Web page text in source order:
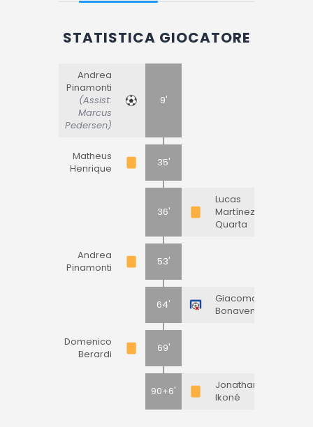
STATISTICA GIOCATORE
Andrea
Pinamonti
(Assist:
Marcus
Pedersen)
9'
Matheus
Henrique
35'
36'
Lucas
Martínez
Quarta
Andrea
Pinamonti
53'
64'
Giacomo
Bonaventura
Domenico
Berardi
69'
90+6'
Jonathan
Ikoné